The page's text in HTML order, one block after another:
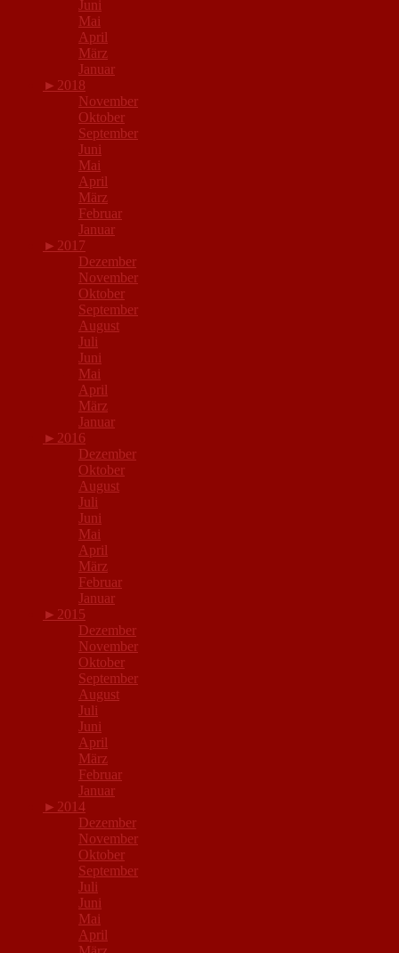
Juni
Mai
April
März
Januar
► 2018
November
Oktober
September
Juni
Mai
April
März
Februar
Januar
► 2017
Dezember
November
Oktober
September
August
Juli
Juni
Mai
April
März
Januar
► 2016
Dezember
Oktober
August
Juli
Juni
Mai
April
März
Februar
Januar
► 2015
Dezember
November
Oktober
September
August
Juli
Juni
April
März
Februar
Januar
► 2014
Dezember
November
Oktober
September
Juli
Juni
Mai
April